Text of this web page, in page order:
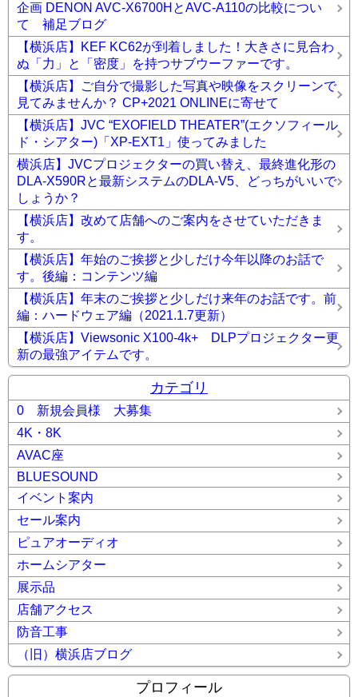
企画 DENON AVC-X6700HとAVC-A110の比較につい
て 補足ブログ
【横浜店】KEF KC62が到着しました！大きさに見合わ
ぬ「力」と「密度」を持つサブウーファーです。
【横浜店】ご自分で撮影した写真や映像をスクリーンで
見てみませんか？ CP+2021 ONLINEに寄せて
【横浜店】JVC “EXOFIELD THEATER”(エクソフィール
ド・シアター)「XP-EXT1」使ってみました
横浜店】JVCプロジェクターの買い替え、最終進化形の
DLA-X590Rと最新システムのDLA-V5、どっちがいいで
しょうか？
【横浜店】改めて店舗へのご案内をさせていただきま
す。
【横浜店】年始のご挨拶と少しだけ今年以降のお話で
す。後編：コンテンツ編
【横浜店】年末のご挨拶と少しだけ来年のお話です。前
編：ハードウェア編（2021.1.7更新）
【横浜店】Viewsonic X100-4k+ DLPプロジェクター更
新の最強アイテムです。
カテゴリ
0 新規会員様 大募集
4K・8K
AVAC座
BLUESOUND
イベント案内
セール案内
ピュアオーディオ
ホームシアター
展示品
店舗アクセス
防音工事
（旧）横浜店ブログ
プロフィール